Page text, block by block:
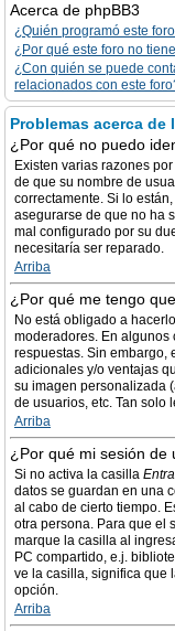
Acerca de phpBB3
¿Quién programó este
¿Por qué este foro no
¿Con quién se puede
relacionados con este
Problemas acerca
¿Por qué no puedo
Existen varias razones
de que su nombre de
correctamente. Si lo
asegurarse de que no ha
mal configurado por su
necesitaría ser reparado.
Arriba
¿Por qué me tengo
No está obligado a
moderadores. En algunos
respuestas. Sin embargo,
adicionales y/o ventajas
su imagen personalizada
de usuarios, etc. Tan solo
Arriba
¿Por qué mi sesión de
Si no activa la casilla
datos se guardan en una
al cabo de cierto tiempo.
otra persona. Para que el
marque la casilla al
PC compartido, e.j.
ve la casilla, significa que
opción.
Arriba